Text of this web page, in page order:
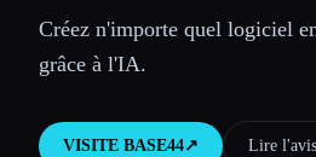
🎓 Étudiants
Blog
Créez n'importe quel logiciel
grâce à l'IA.
VISITE BASE44↗︎ Lire